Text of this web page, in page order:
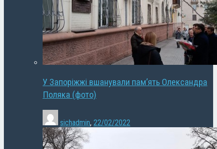
У Запоріжжі вшанували пам’ять Олександра
Поляка (фото)
sichadmin, 22/02/2022